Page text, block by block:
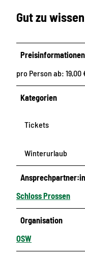
Gut zu wissen
Preisinformationen
pro Person ab: 19,00
Kategorien
Tickets
Winterurlaub
Ansprechpartner:in
Schloss Prossen
Organisation
OSW